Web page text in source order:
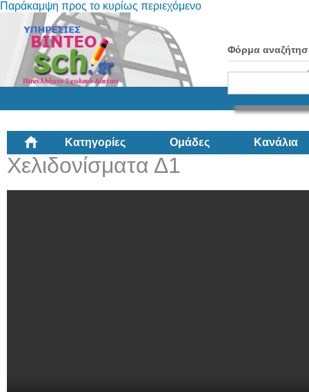
Παράκαμψη προς το κυρίως περιεχόμενο
Φόρμα
Κατηγορίες Ομάδες Κανάλια
Χελιδονίσματα Δ1